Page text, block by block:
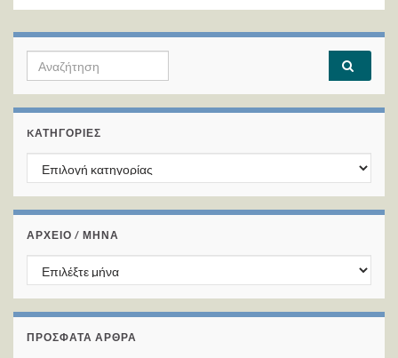
Search for:
KΑΤΗΓΟΡΊΕΣ
Kατηγορίες
ΑΡΧΕΙΟ / ΜΗΝΑ
ΑΡΧΕΙΟ / ΜΗΝΑ
ΠΡΌΣΦΑΤΑ ΆΡΘΡΑ